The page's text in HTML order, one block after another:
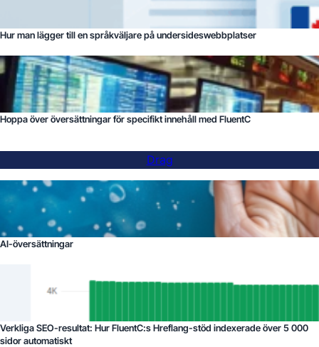
Hur man lägger till en språkväljare på undersideswebbplatser
Hoppa över översättningar för specifikt innehåll med FluentC
Drag
AI-översättningar
Verkliga SEO-resultat: Hur FluentC:s Hreflang-stöd indexerade över 5 000
sidor automatiskt